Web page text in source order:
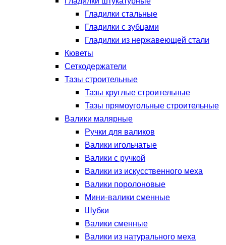
Гладилки стальные
Гладилки с зубцами
Гладилки из нержавеющей стали
Кюветы
Сеткодержатели
Тазы строительные
Тазы круглые строительные
Тазы прямоугольные строительные
Валики малярные
Ручки для валиков
Валики игольчатые
Валики с ручкой
Валики из искусственного меха
Валики поролоновые
Мини-валики сменные
Шубки
Валики сменные
Валики из натурального меха